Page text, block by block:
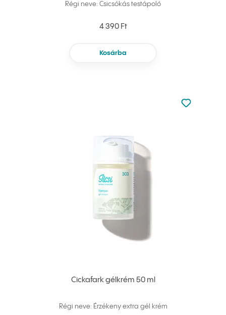
Régi neve: Csicsókás testápoló
4 390 Ft
Kosárba
Cickafark gélkrém 50 ml
Régi neve: Érzékeny extra gél krém
Nincsen
Hozzáadás